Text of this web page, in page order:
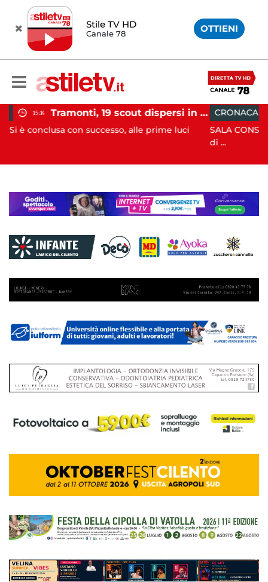
Stile TV HD
Canale 78 OTTIENI
Tramonti, 19 scout dispersi in montagna salvati dai vigili del fuoco
alle prime luci
CRONACA 12:41
SALA CONSILINA. Si ritrovano